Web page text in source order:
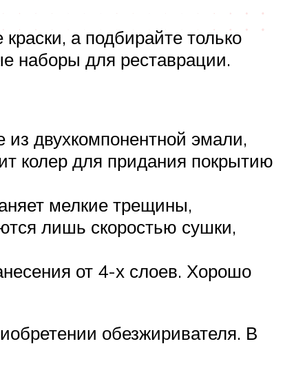
а подбирайте только
наборы для реставрации.
двухкомпонентной эмали,
колер для придания покрытию
мелкие трещины,
лишь скоростью сушки,
от 4-х слоев. Хорошо
обезжиривателя. В